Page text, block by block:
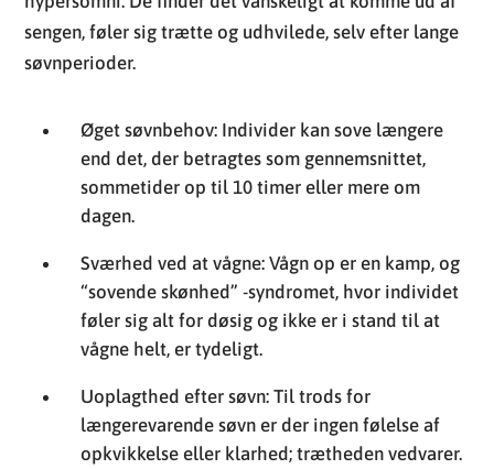
end det, der betragtes som gennemsnittet,
sommetider op til 10 timer eller mere om
dagen.
Sværhed ved at vågne: Vågn op er en kamp, og
“sovende skønhed” -syndromet, hvor individet
føler sig alt for døsig og ikke er i stand til at
vågne helt, er tydeligt.
Uoplagthed efter søvn: Til trods for
længerevarende søvn er der ingen følelse af
opkvikkelse eller klarhed; trætheden vedvarer.
Dagtidstræthed: Der er en vedvarende følelse
af udmattelse, selv når der ikke er udført
aktiviteter, der kræver betydelig fysisk
anstrengelse.